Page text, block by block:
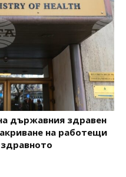
държавния здравен
на работещи